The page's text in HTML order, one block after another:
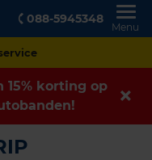
088-5945348
Menu
15% korting op